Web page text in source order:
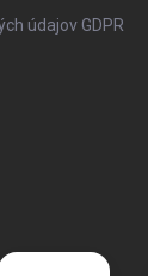
údajov GDPR